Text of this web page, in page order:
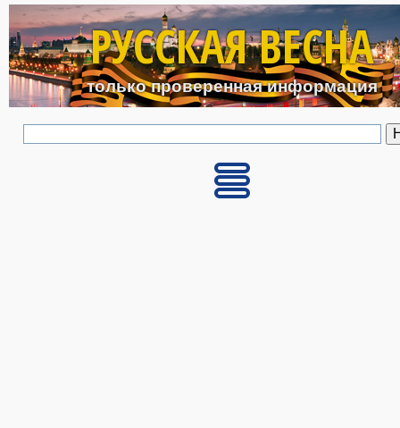
Перейти к основному
РУССКАЯ ВЕСНА
только проверенная информация